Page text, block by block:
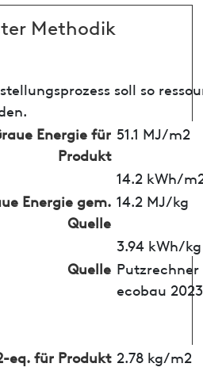
Methodik
soll so
Energie für
Produkt
51.1 MJ/m2
14.2 kWh/
Energie gem.
Quelle
14.2 MJ/kg
3.94 kWh/kg
Quelle Putzrechner
ecobau 2023
eq. für Produkt 2.78 kg/m2